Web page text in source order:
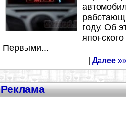
году. Об
Первыми...
Далее
Реклама